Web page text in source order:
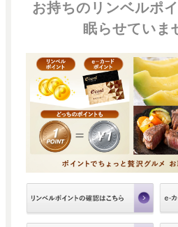
お持ちのリンベルポ
眠らせていま